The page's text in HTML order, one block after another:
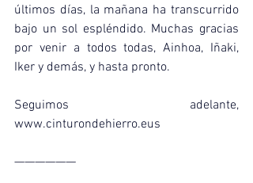
últimos días, la mañana ha transcurrido
bajo un sol espléndido. Muchas gracias
por venir a todos todas, Ainhoa, Iñaki,
Iker y demás, y hasta pronto.
www.cinturondehierro.eus
——————